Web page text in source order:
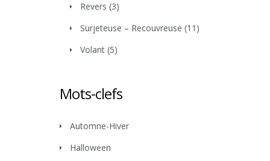
Revers (3)
Surjeteuse – Recouvreuse (11)
Volant (5)
Mots-clefs
Automne-Hiver
Halloween